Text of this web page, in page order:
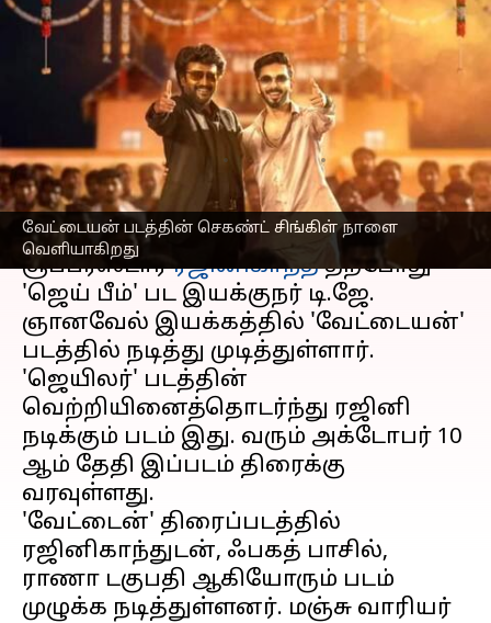
வேட்டையன் படத்தின் செகண்ட் சிங்கிள் நாளை
வெளியாகிறது
'ஹே சூப்பர்ஸ்டாரு டா':
வேட்டையன் படத்தின்
செகண்ட் சிங்கிள்
ப்ரோமோ வெளியானது
எழுதியவர் Venkatalakshmi V Sep 19, 2024 10:39 am
செய்தி முன்னோட்டம்
சூப்பர்ஸ்டார்ரஜினிகாந்த்தற்போது
'ஜெய் பீம்' பட இயக்குநர் டி.ஜே.
ஞானவேல் இயக்கத்தில் 'வேட்டையன்'
படத்தில் நடித்து முடித்துள்ளார்.
'ஜெயிலர்' படத்தின்
வெற்றியினைத்தொடர்ந்து ரஜினி
நடிக்கும் படம் இது. வரும் அக்டோபர் 10
ஆம் தேதி இப்படம் திரைக்கு
வரவுள்ளது.
'வேட்டைன்' திரைப்படத்தில்
ரஜினிகாந்துடன், ஃபகத் பாசில்,
ராணா டகுபதி ஆகியோரும் படம்
முழுக்க நடித்துள்ளனர். மஞ்சு வாரியர்